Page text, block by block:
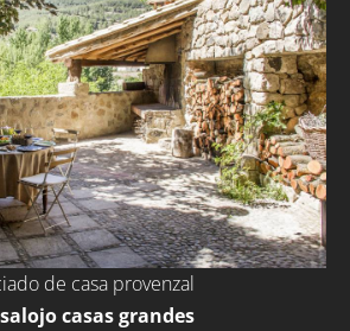
de casa provenzal
casas grandes